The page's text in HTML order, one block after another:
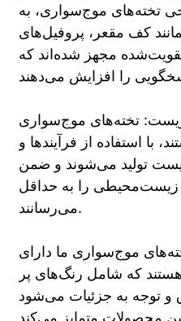
تخته‌های موج‌سواری، به
کف مقعر، پروفیل‌های
مجهز شده‌اند که
تخته‌های موج‌سواری
با استفاده از فرآیندها و
تولید می‌شوند و ضمن
زیست‌محیطی را به حداقل
می‌رسانند.
موج‌سواری ما دارای
که شامل رنگ‌های پر
توجه به جزئیات می‌شود